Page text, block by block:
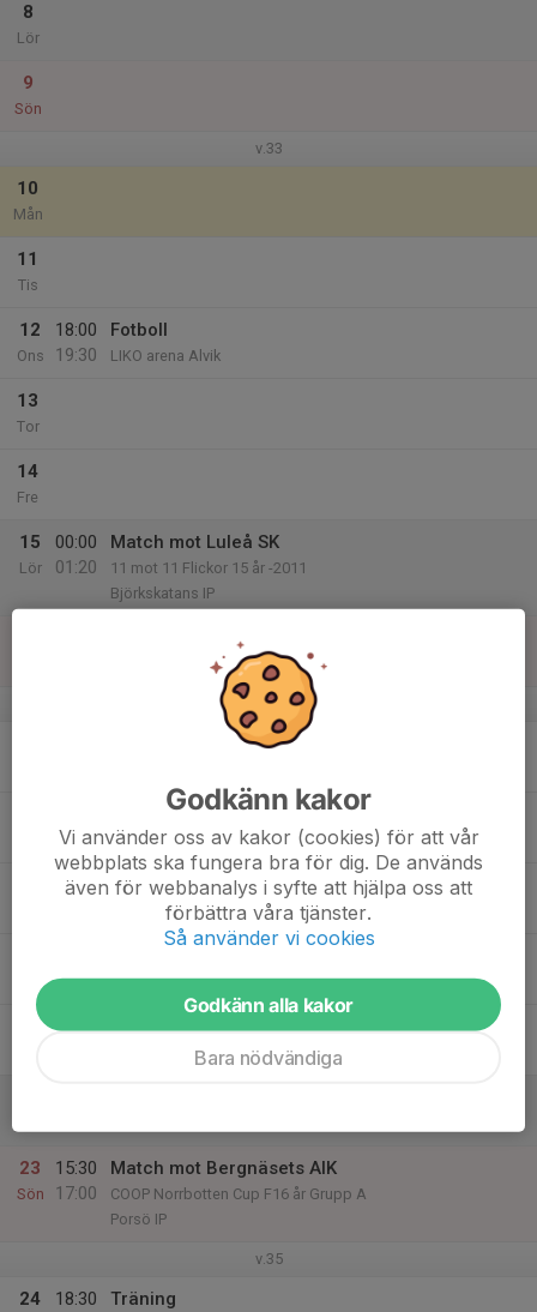
8
Lör
9
Sön
v.33
10
Mån
11
Tis
12
Ons
18:00
19:30
Fotboll
LIKO arena Alvik
13
Tor
14
Fre
15
Lör
00:00
01:20
Match mot Luleå SK
11 mot 11 Flickor 15 år -2011
Björkskatans IP
v.34
18:00
Fotboll
LIKO arena Alvik
23
Sön
15:30
17:00
Match mot Bergnäsets AIK
COOP Norrbotten Cup F16 år Grupp A
Porsö IP
v.35
24
18:30
Träning
Godkänn kakor
Vi använder oss av kakor (cookies) för att vår
webbplats ska fungera bra för dig. De används
även för webbanalys i syfte att hjälpa oss att
förbättra våra tjänster.
Så använder vi cookies
Godkänn alla kakor
Bara nödvändiga